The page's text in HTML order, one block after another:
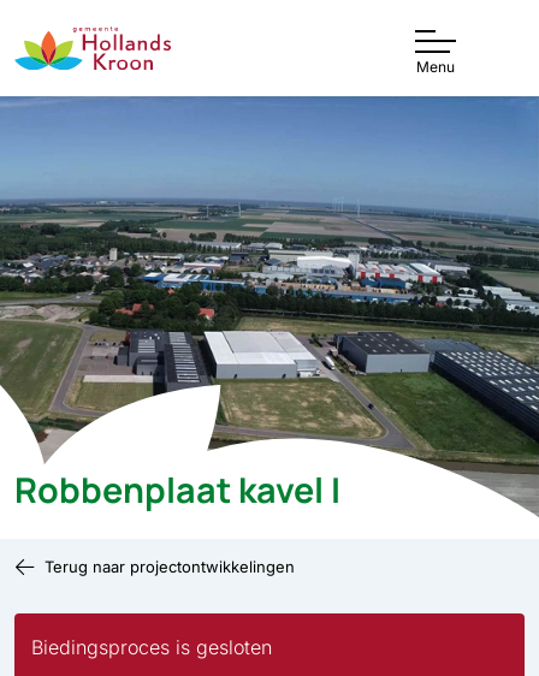
Menu
Robbenplaat kavel I
Terug naar projectontwikkelingen
Biedingsproces is gesloten